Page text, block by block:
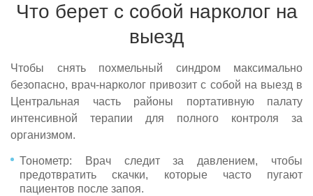
Что берет с собой нарколог на
выезд
Чтобы снять похмельный синдром максимально
безопасно, врач-нарколог привозит с собой на выезд в
Центральная часть районы портативную палату
интенсивной терапии для полного контроля за
организмом.
Тонометр: Врач следит за давлением, чтобы
предотвратить скачки, которые часто пугают
пациентов после запоя.